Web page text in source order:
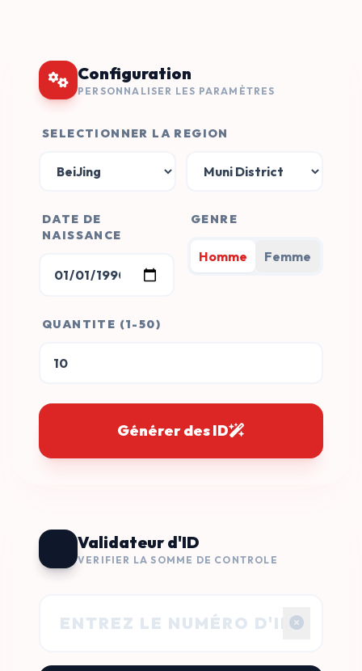
Configuration
PERSONNALISER LES PARAMÈTRES
SELECTIONNER LA REGION
DATE DE
NAISSANCE
GENRE
Homme Femme
QUANTITE (1-50)
Générer des ID
Validateur d'ID
VERIFIER LA SOMME DE CONTROLE